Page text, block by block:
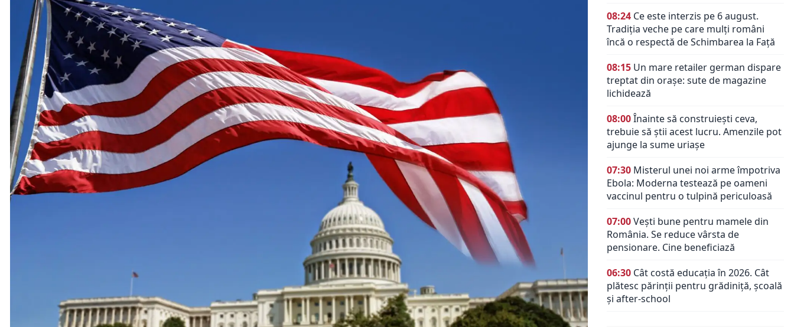
08:24 Ce este interzis pe 6 august.
Tradiția veche pe care mulți români
încă o respectă de Schimbarea la Față
08:15 Un mare retailer german dispare
treptat din orașe: sute de magazine
lichidează
08:00Înainte să construiești ceva,
trebuie să știi acest lucru. Amenzile pot
ajunge la sume uriașe
07:30 Misterul unei noi arme împotriva
Ebola: Moderna testează pe oameni
vaccinul pentru o tulpină periculoasă
07:00Vești bune pentru mamele din
România. Se reduce vârsta de
pensionare. Cine beneficiază
06:30 Cât costă educația în 2026. Cât
plătesc părinții pentru grădiniță, școală
și after-school